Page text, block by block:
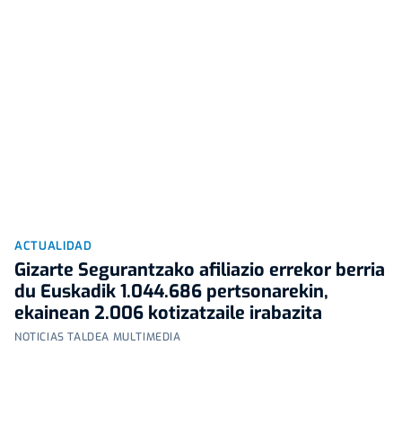
ACTUALIDAD
Gizarte Segurantzako afiliazio errekor berria
du Euskadik 1.044.686 pertsonarekin,
ekainean 2.006 kotizatzaile irabazita
NOTICIAS TALDEA MULTIMEDIA